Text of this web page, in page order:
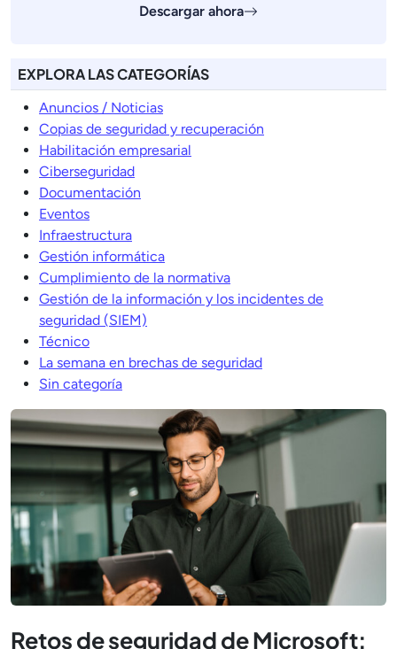
Descargar ahora
EXPLORA LAS CATEGORÍAS
Anuncios / Noticias
Copias de seguridad y recuperación
Habilitación empresarial
Ciberseguridad
Documentación
Eventos
Infraestructura
Gestión informática
Cumplimiento de la normativa
Gestión de la información y los incidentes de
seguridad (SIEM)
Técnico
La semana en brechas de seguridad
Sin categoría
Retos de seguridad de Microsoft: